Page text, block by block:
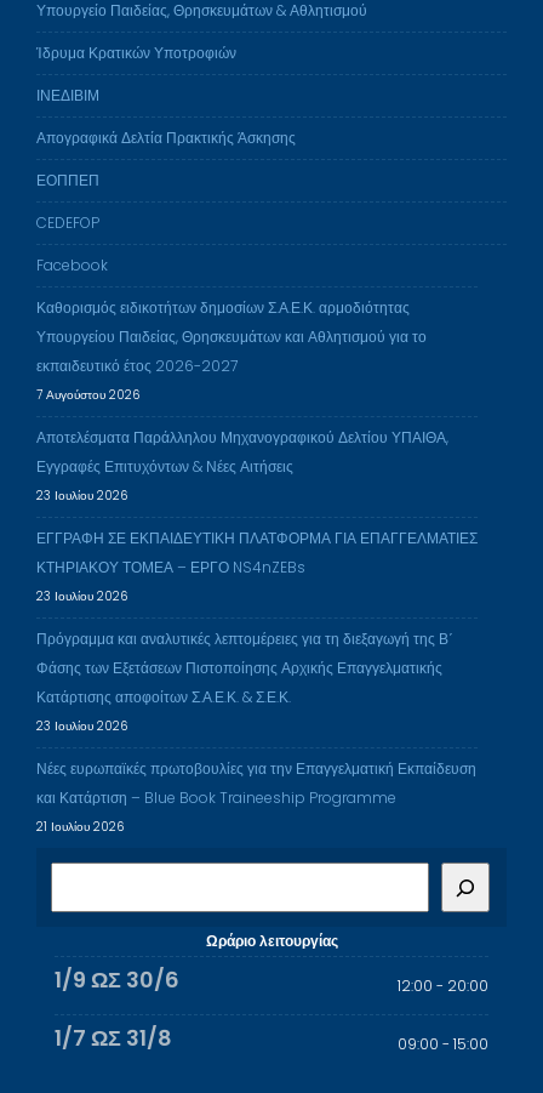
Υπουργείο Παιδείας, Θρησκευμάτων & Αθλητισμού
Ίδρυμα Κρατικών Υποτροφιών
ΙΝΕΔΙΒΙΜ
Απογραφικά Δελτία Πρακτικής Άσκησης
ΕΟΠΠΕΠ
CEDEFOP
Facebook
Καθορισμός ειδικοτήτων δημοσίων Σ.Α.Ε.Κ. αρμοδιότητας
Υπουργείου Παιδείας, Θρησκευμάτων και Αθλητισμού για το
εκπαιδευτικό έτος 2026-2027
7 Αυγούστου 2026
Αποτελέσματα Παράλληλου Μηχανογραφικού Δελτίου ΥΠΑΙΘΑ,
Εγγραφές Επιτυχόντων & Νέες Αιτήσεις
23 Ιουλίου 2026
ΕΓΓΡΑΦΗ ΣΕ ΕΚΠΑΙΔΕΥΤΙΚΗ ΠΛΑΤΦΟΡΜΑ ΓΙΑ ΕΠΑΓΓΕΛΜΑΤΙΕΣ
ΚΤΗΡΙΑΚΟΥ ΤΟΜΕΑ – ΕΡΓΟ NS4nZEBs
23 Ιουλίου 2026
Πρόγραμμα και αναλυτικές λεπτομέρειες για τη διεξαγωγή της Β΄
Φάσης των Εξετάσεων Πιστοποίησης Αρχικής Επαγγελματικής
Κατάρτισης αποφοίτων Σ.Α.Ε.Κ. & Σ.Ε.Κ.
23 Ιουλίου 2026
Νέες ευρωπαϊκές πρωτοβουλίες για την Επαγγελματική Εκπαίδευση
και Κατάρτιση – Blue Book Traineeship Programme
21 Ιουλίου 2026
ή
η
Ωράριο λειτουργίας
1/9 ΩΣ 30/6 12:00 - 20:00
1/7 ΩΣ 31/8 09:00 - 15:00